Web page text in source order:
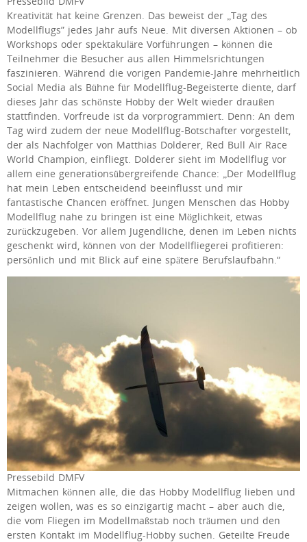
Kreativität hat keine Grenzen. Das beweist der „Tag des
Modellflugs” jedes Jahr aufs Neue. Mit diversen Aktionen – ob
Workshops oder spektakuläre Vorführungen – können die
Teilnehmer die Besucher aus allen Himmelsrichtungen
faszinieren. Während die vorigen Pandemie-Jahre mehrheitlich
Social Media als Bühne für Modellflug-Begeisterte diente, darf
dieses Jahr das schönste Hobby der Welt wieder draußen
stattfinden. Vorfreude ist da vorprogrammiert. Denn: An dem
Tag wird zudem der neue Modellflug-Botschafter vorgestellt,
der als Nachfolger von Matthias Dolderer, Red Bull Air Race
World Champion, einfliegt. Dolderer sieht im Modellflug vor
allem eine generationsübergreifende Chance: „Der Modellflug
hat mein Leben entscheidend beeinflusst und mir
fantastische Chancen eröffnet. Jungen Menschen das Hobby
Modellflug nahe zu bringen ist eine Möglichkeit, etwas
zurückzugeben. Vor allem Jugendliche, denen im Leben nichts
geschenkt wird, können von der Modellfliegerei profitieren:
persönlich und mit Blick auf eine spätere Berufslaufbahn.“
Pressebild DMFV
Mitmachen können alle, die das Hobby Modellflug lieben und
zeigen wollen, was es so einzigartig macht – aber auch die,
die vom Fliegen im Modellmaßstab noch träumen und den
ersten Kontakt im Modellflug-Hobby suchen. Geteilte Freude